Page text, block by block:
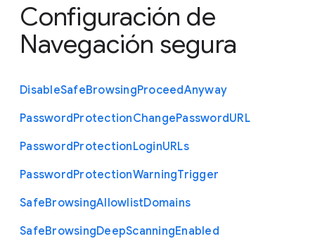
Configuración de
Navegación segura
DisableSafeBrowsingProceedAnyway
PasswordProtectionChangePasswordURL
PasswordProtectionLoginURLs
PasswordProtectionWarningTrigger
SafeBrowsingAllowlistDomains
SafeBrowsingDeepScanningEnabled